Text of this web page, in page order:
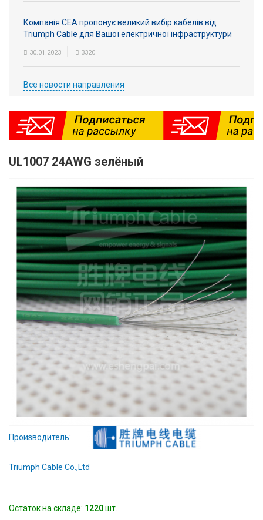
поддержка
Блог
Компанія СЕА пропонує великий вибір кабелів від
Triumph Cable для Вашої електричної інфраструктури
30.01.2023 3320
Все новости направления
UL1007 24AWG зелёный
Производитель:
Triumph Cable Co.,Ltd
Остаток на складе: 1220шт.